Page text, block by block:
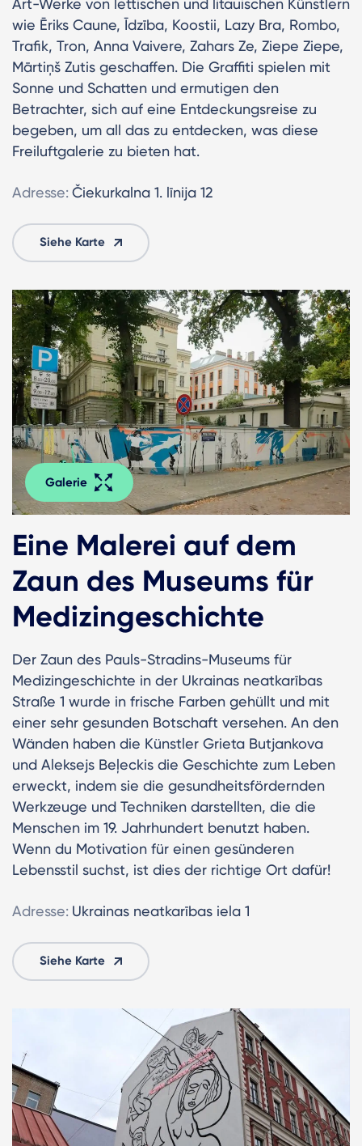
wie Ēriks Caune, Īdzība, Koostii, Lazy Bra, Rombo,
Trafik, Tron, Anna Vaivere, Zahars Ze, Ziepe Ziepe,
Mārtiņš Zutis geschaffen. Die Graffiti spielen mit
Sonne und Schatten und ermutigen den
Betrachter, sich auf eine Entdeckungsreise zu
begeben, um all das zu entdecken, was diese
Freiluftgalerie zu bieten hat.
Adresse: Čiekurkalna 1. līnija 12
Siehe Karte
Galerie
Eine Malerei auf dem
Zaun des Museums für
Medizingeschichte
Der Zaun des Pauls-Stradins-Museums für
Medizingeschichte in der Ukrainas neatkarības
Straße 1 wurde in frische Farben gehüllt und mit
einer sehr gesunden Botschaft versehen. An den
Wänden haben die Künstler Grieta Butjankova
und Aleksejs Beļeckis die Geschichte zum Leben
erweckt, indem sie die gesundheitsfördernden
Werkzeuge und Techniken darstellten, die die
Menschen im 19. Jahrhundert benutzt haben.
Wenn du Motivation für einen gesünderen
Lebensstil suchst, ist dies der richtige Ort dafür!
Adresse: Ukrainas neatkarības iela 1
Siehe Karte